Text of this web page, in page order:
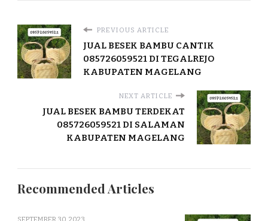
PREVIOUS ARTICLE
JUAL BESEK BAMBU CANTIK
085726059521 DI TEGALREJO
KABUPATEN MAGELANG
NEXT ARTICLE
JUAL BESEK BAMBU TERDEKAT
085726059521 DI SALAMAN
KABUPATEN MAGELANG
Recommended Articles
SEPTEMBER 30, 2023